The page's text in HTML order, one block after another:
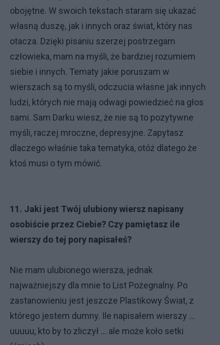
obojętne. W swoich tekstach staram się ukazać
własną duszę, jak i innych oraz świat, który nas
otacza. Dzięki pisaniu szerzej postrzegam
człowieka, mam na myśli, że bardziej rozumiem
siebie i innych. Tematy jakie poruszam w
wierszach są to myśli, odczucia własne jak innych
ludzi, których nie mają odwagi powiedzieć na głos
sami. Sam Darku wiesz, że nie są to pozytywne
myśli, raczej mroczne, depresyjne. Zapytasz
dlaczego właśnie taka tematyka, otóż dlatego że
ktoś musi o tym mówić.
11. Jaki jest Twój ulubiony wiersz napisany
osobiście przez Ciebie? Czy pamiętasz ile
wierszy do tej pory napisałeś?
Nie mam ulubionego wiersza, jednak
najważniejszy dla mnie to List Pożegnalny. Po
zastanowieniu jest jeszcze Plastikowy Świat, z
którego jestem dumny. Ile napisałem wierszy ...
uuuuu, kto by to zliczył ... ale może koło setki